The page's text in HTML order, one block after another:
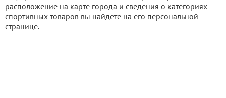
расположение на карте города и сведения о категориях
спортивных товаров вы найдёте на его персональной
странице.